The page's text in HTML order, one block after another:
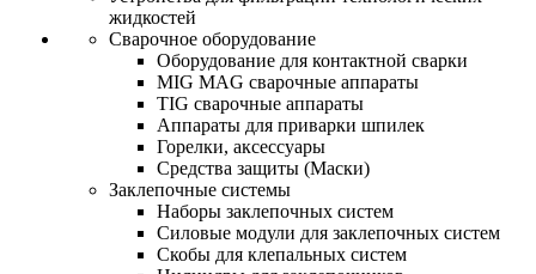
жидкостей
Сварочное оборудование
Оборудование для контактной сварки
MIG MAG сварочные аппараты
TIG сварочные аппараты
Аппараты для приварки шпилек
Горелки, аксессуары
Средства защиты (Маски)
Заклепочные системы
Наборы заклепочных систем
Силовые модули для заклепочных систем
Скобы для клепальных систем